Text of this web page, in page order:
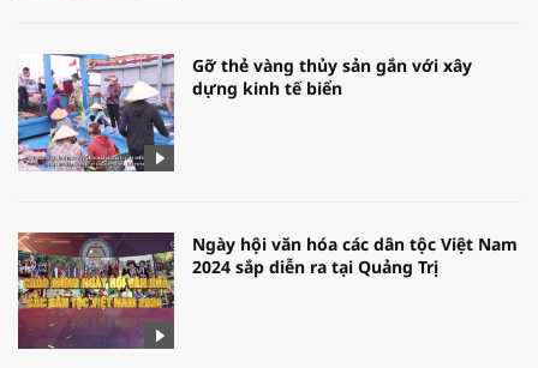
Gỡ thẻ vàng thủy sản gắn với xây
dựng kinh tế biển
Ngày hội văn hóa các dân tộc Việt Nam
2024 sắp diễn ra tại Quảng Trị